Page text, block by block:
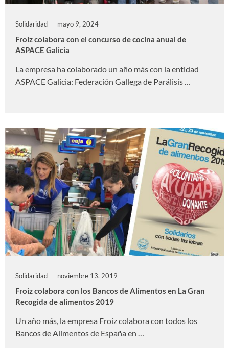
Solidaridad mayo 9, 2024
Froiz colabora con el concurso de cocina anual de
ASPACE Galicia
La empresa ha colaborado un año más con la entidad
ASPACE Galicia: Federación Gallega de Parálisis …
Solidaridad noviembre 13, 2019
Froiz colabora con los Bancos de Alimentos en La Gran
Recogida de alimentos 2019
Un año más, la empresa Froiz colabora con todos los
Bancos de Alimentos de España en …